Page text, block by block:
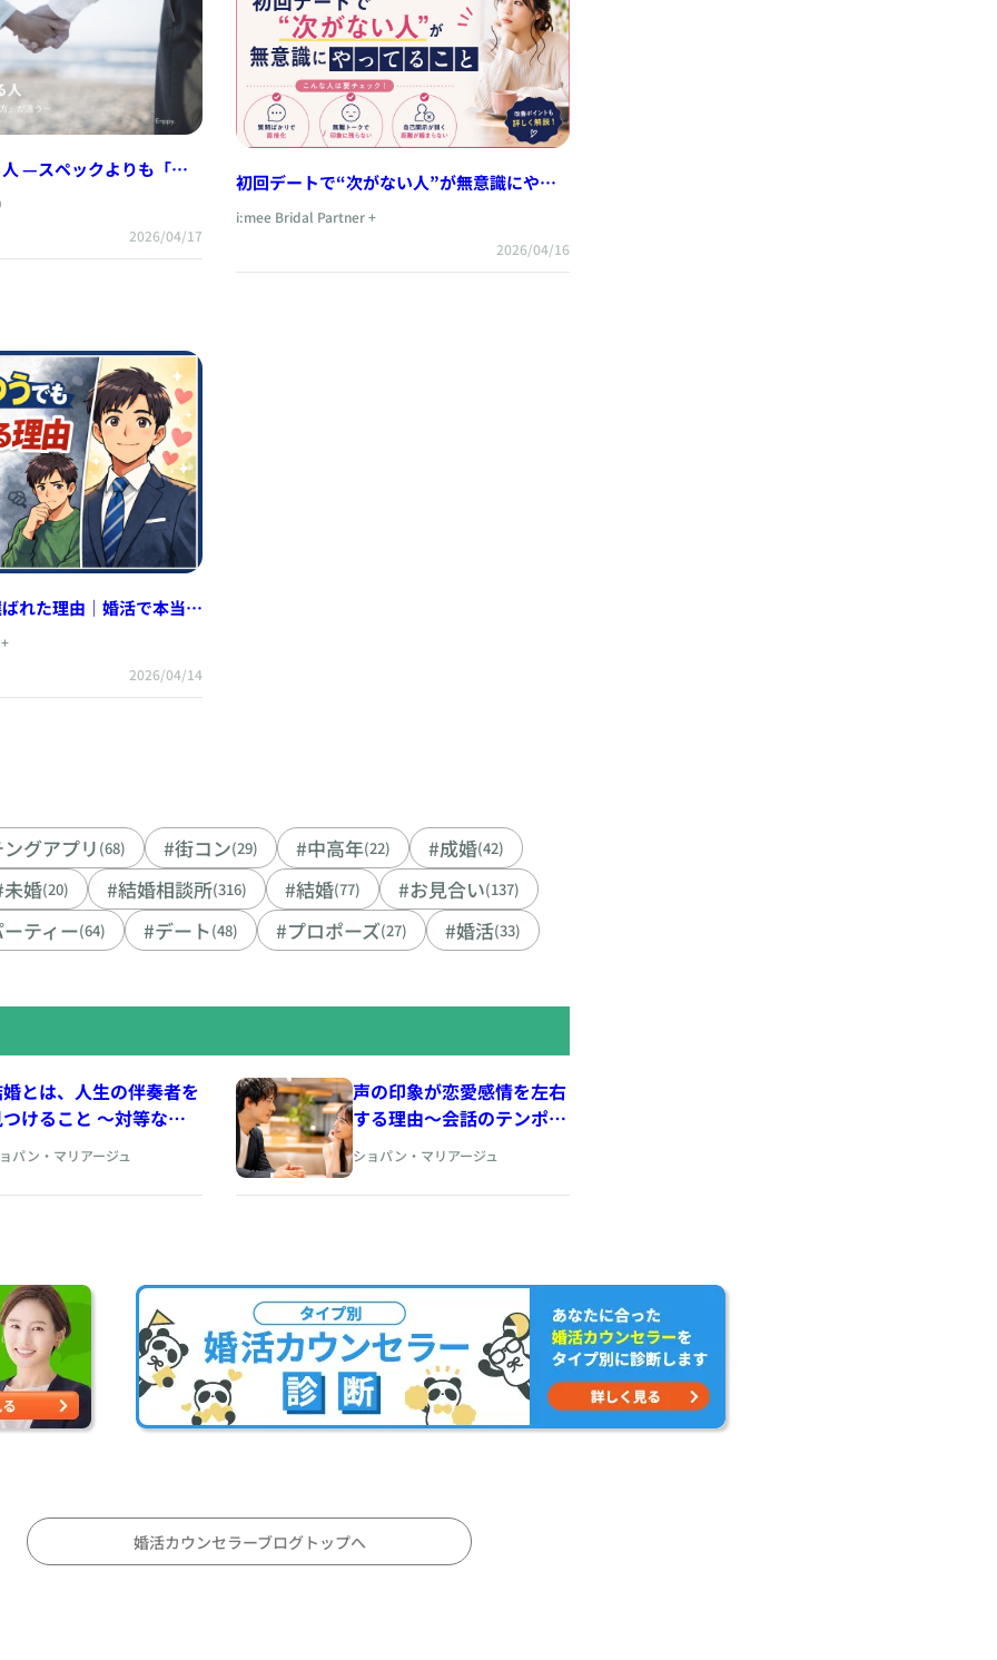
決
2026/04/17
初回デートで“次がない人”が無意識にやっ
i:mee Bridal Partner +
2026/04/16
れた理由｜婚活で本当に
2026/04/14
グアプリ (68) #街コン(29) #中高年(22) #成婚(42)
婚(20) #結婚相談所(316) #結婚(77) #お見合い(137)
ティー(64) #デート(48) #プロポーズ(27) #婚活(33)
とは、人生の伴奏者を
けること 〜対等なパ
ナーシップの育て方を
ラー心理学から考え
パン・マリアージュ
声の印象が恋愛感情を左右
する理由〜会話のテンポ、
間、声色から生まれる親密
さ~ https://www.cherry-
piano.com
ショパン・マリアージュ
婚活カウンセラーブログトップへ